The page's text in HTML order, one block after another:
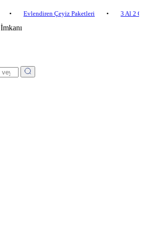
Evlendiren Çeyiz Paketleri • 3 Al 2 Öde •
İmkanı